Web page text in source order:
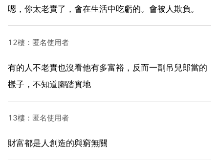
嗯，你太老實了，會在生活中吃虧的。會被人欺負。
12樓：匿名使用者
有的人不老實也沒看他有多富裕，反而一副吊兒郎當的
樣子，不知道腳踏實地
13樓：匿名使用者
財富都是人創造的與窮無關